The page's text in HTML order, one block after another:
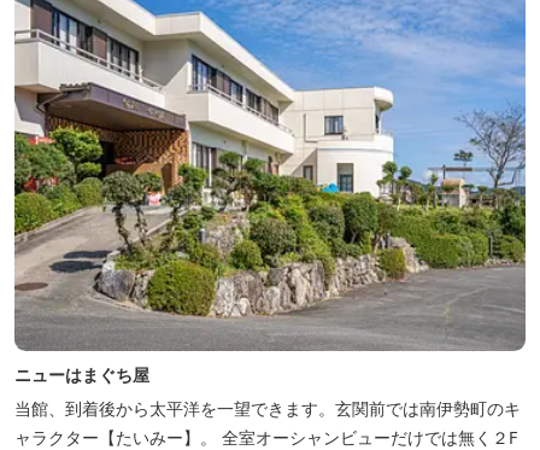
ニューはまぐち屋
当館、到着後から太平洋を一望できます。玄関前では南伊勢町のキ
ャラクター【たいみー】。 全室オーシャンビューだけでは無く２F